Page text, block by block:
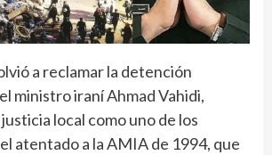
a reclamar la detención
ministro iraní Ahmad Vahidi,
local como uno de los
atentado a la AMIA de 1994, que